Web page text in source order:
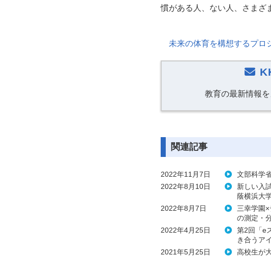
慣がある人、ない人、さまざ
未来の体育を構想するプロ
教育の最新情報
関連記事
2022年11月7日
文部科学
2022年8月10日
新しい入
蔭横浜大
2022年8月7日
三幸学園
の測定・
2022年4月25日
第2回「e
き合うア
2021年5月25日
高校生が